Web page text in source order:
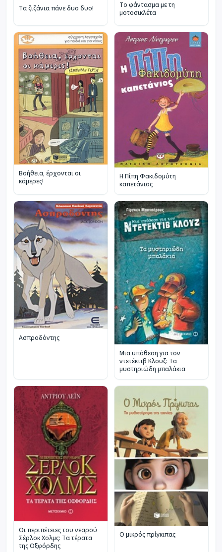
Τα ζιζάνια πάνε δυο δυο!
Το φάντασμα με τη
μοτοσικλέτα
Βοήθεια, έρχονται οι
κάμερες!
Η Πίπη Φακιδομύτη
καπετάνιος
Ασπροδόντης
Μια υπόθεση για τον
ντετέκτιβ Κλουζ: Τα
μυστηριώδη μπαλάκια
Οι περιπέτειες του νεαρού
Σέρλοκ Χολμς: Τα τέρατα
της Οξφόρδης
Ο μικρός πρίγκιπας